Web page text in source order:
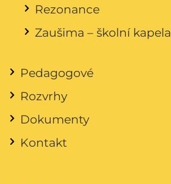
Rezonance
Zaušima – školní kapela
Pedagogové
Rozvrhy
Dokumenty
Kontakt